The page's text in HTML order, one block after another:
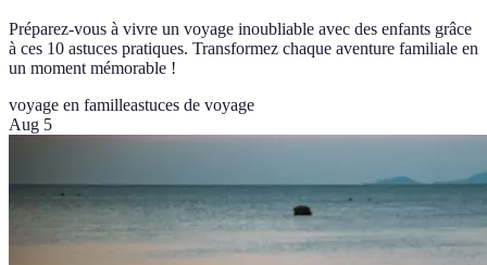
Préparez-vous à vivre un voyage inoubliable avec des enfants grâce
à ces 10 astuces pratiques. Transformez chaque aventure familiale en
un moment mémorable !
voyage en familleastuces de voyage
Aug 5